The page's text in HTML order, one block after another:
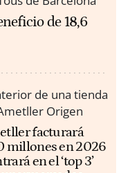
de 18,6
facturará
millones en 2026
en el ‘top 3’